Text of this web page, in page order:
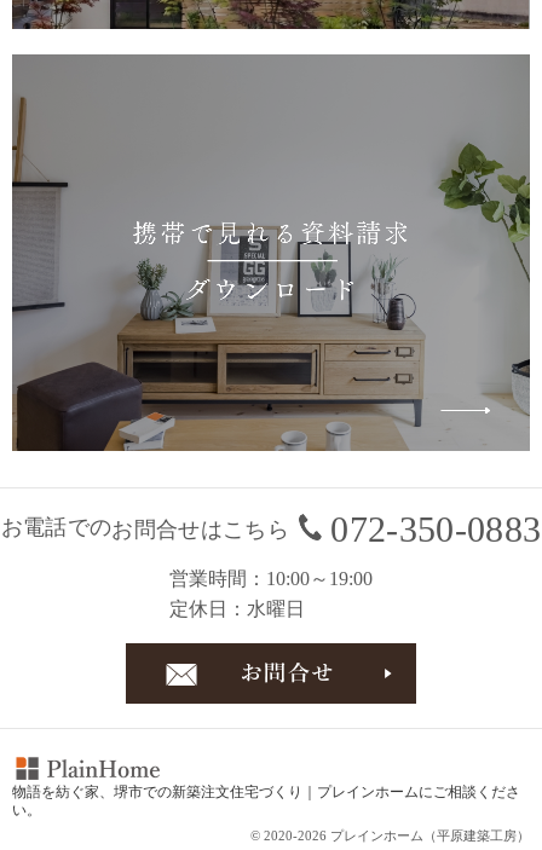
お電話でのお問合せはこちら 072-350-0883
営業時間
10:00～19:00
定休日
水曜日
© 2020-2026 プレインホーム（平原建築工房）
物語を紡ぐ家、 堺市での新築注文住宅づくり｜プレインホームにご相談くださ
い。